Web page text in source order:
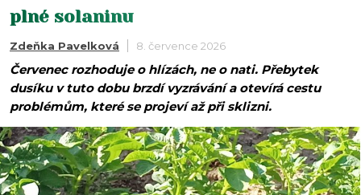
plné solaninu
Zdeňka Pavelková 8. července 2026
Červenec rozhoduje o hlízách, ne o nati. Přebytek
dusíku v tuto dobu brzdí vyzrávání a otevírá cestu
problémům, které se projeví až při sklizni.